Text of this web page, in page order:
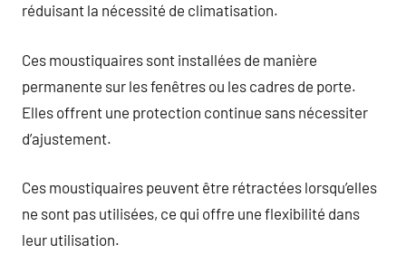
réduisant la nécessité de climatisation.
Ces moustiquaires sont installées de manière
permanente sur les fenêtres ou les cadres de porte.
Elles offrent une protection continue sans nécessiter
d’ajustement.
Ces moustiquaires peuvent être rétractées lorsqu’elles
ne sont pas utilisées, ce qui offre une flexibilité dans
leur utilisation.